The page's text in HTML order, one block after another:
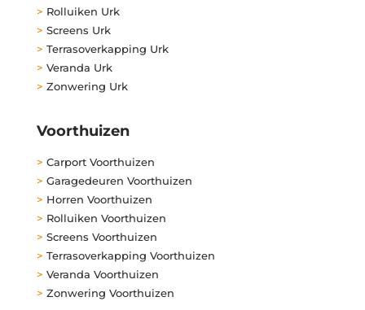
> Rolluiken Urk
> Screens Urk
> Terrasoverkapping Urk
> Veranda Urk
> Zonwering Urk
Voorthuizen
> Carport Voorthuizen
> Garagedeuren Voorthuizen
> Horren Voorthuizen
> Rolluiken Voorthuizen
> Screens Voorthuizen
> Terrasoverkapping Voorthuizen
> Veranda Voorthuizen
> Zonwering Voorthuizen